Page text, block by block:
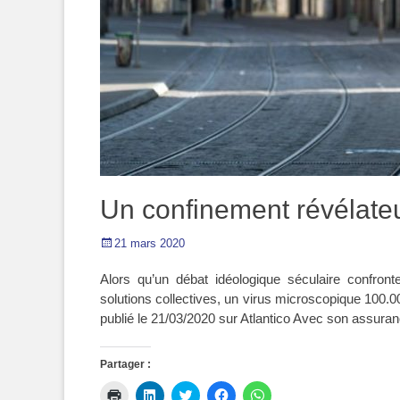
Un confinement
Posted
21 mars 2020
Alors qu’un débat idéologique séculaire
solutions collectives, un virus microscopique
publié le 21/03/2020 sur Atlantico Avec son
Partager :
Cliquer Cliquez Cliquez Cliquez Cliquez